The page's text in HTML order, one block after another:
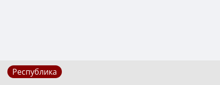
Республика